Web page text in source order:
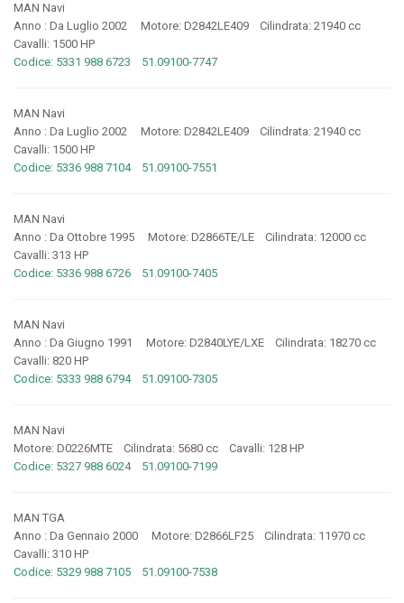
MAN Navi
Anno : Da Luglio 2002 Motore: D2842LE409 Cilindrata: 21940 cc
Cavalli: 1500 HP
Codice: 5331 988 6723 51.09100-7747
MAN Navi
Anno : Da Luglio 2002 Motore: D2842LE409 Cilindrata: 21940 cc
Cavalli: 1500 HP
Codice: 5336 988 7104 51.09100-7551
MAN Navi
Anno : Da Ottobre 1995 Motore: D2866TE/LE Cilindrata: 12000 cc
Cavalli: 313 HP
Codice: 5336 988 6726 51.09100-7405
MAN Navi
Anno : Da Giugno 1991 Motore: D2840LYE/LXE Cilindrata: 18270 cc
Cavalli: 820 HP
Codice: 5333 988 6794 51.09100-7305
MAN Navi
Motore: D0226MTE Cilindrata: 5680 cc Cavalli: 128 HP
Codice: 5327 988 6024 51.09100-7199
MAN TGA
Anno : Da Gennaio 2000 Motore: D2866LF25 Cilindrata: 11970 cc
Cavalli: 310 HP
Codice: 5329 988 7105 51.09100-7538